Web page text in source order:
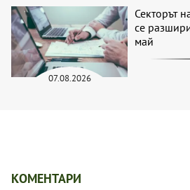
07.08.2026
Секторът
се
май
КОМЕНТАРИ